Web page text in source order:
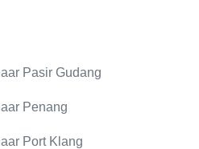
Pasir Gudang
Penang
Port Klang